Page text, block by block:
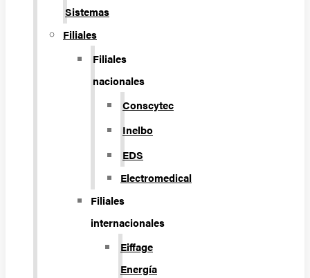
Sistemas
Filiales
Filiales
nacionales
Conscytec
Inelbo
EDS
Electromedical
Filiales
internacionales
Eiffage
Energía